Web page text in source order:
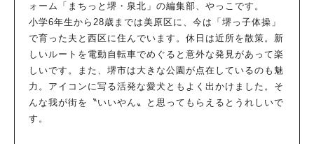
ォーム「まちっと堺・泉北」の編集部、やっこです。
小学6年生から28歳までは美原区に、今は「堺っ子体操」
で育った夫と西区に住んでいます。休日は近所を散策。新
しいルートを電動自転車でめぐると意外な発見があって楽
しいです。また、堺市は大きな公園が点在しているのも魅
力。アイコンに写る活発な愛犬ともよく出かけました。そ
んな我が街を〝いいやん〟と思ってもらえるとうれしいで
す。